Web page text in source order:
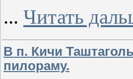
... Читать
В п. Кичи
пилораму.